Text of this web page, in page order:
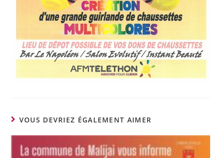
VOUS DEVRIEZ ÉGALEMENT AIMER